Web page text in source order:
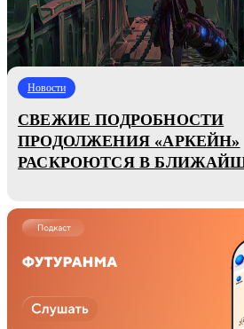
Новости
СВЕЖИЕ ПОДРОБНОСТИ
ПРОДОЛЖЕНИЯ «АРКЕЙН»
РАСКРОЮТСЯ В